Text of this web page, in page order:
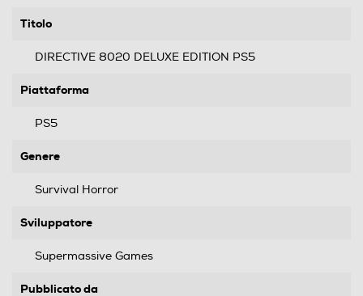
Titolo
DIRECTIVE 8020 DELUXE EDITION PS5
Piattaforma
PS5
Genere
Survival Horror
Sviluppatore
Supermassive Games
Pubblicato da